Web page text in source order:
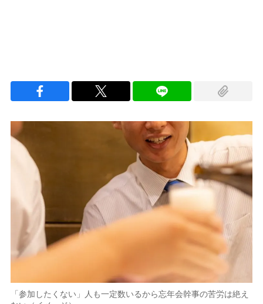
「参加したくない」人も一定数いるから忘年会幹事の苦労は絶え